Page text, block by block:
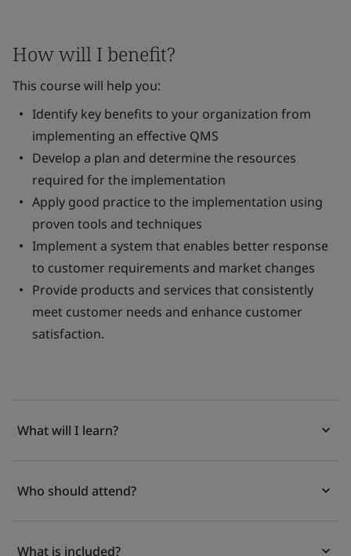
How will I benefit?
This course will help you:
Identify key benefits to your organization from
implementing an effective QMS
Develop a plan and determine the resources
required for the implementation
Apply good practice to the implementation using
proven tools and techniques
Implement a system that enables better response
to customer requirements and market changes
Provide products and services that consistently
meet customer needs and enhance customer
satisfaction.
What will I learn?
Who should attend?
What is included?